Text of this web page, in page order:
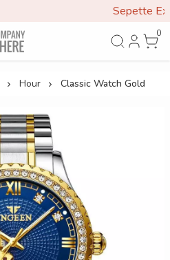
30% İndirim!
0
Hour Classic Watch Gold